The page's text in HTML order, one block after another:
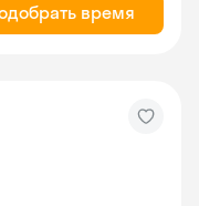
время